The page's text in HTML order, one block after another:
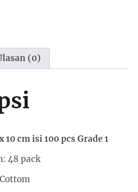
(0)
10 cm isi 100 pcs Grade 1
48 pack